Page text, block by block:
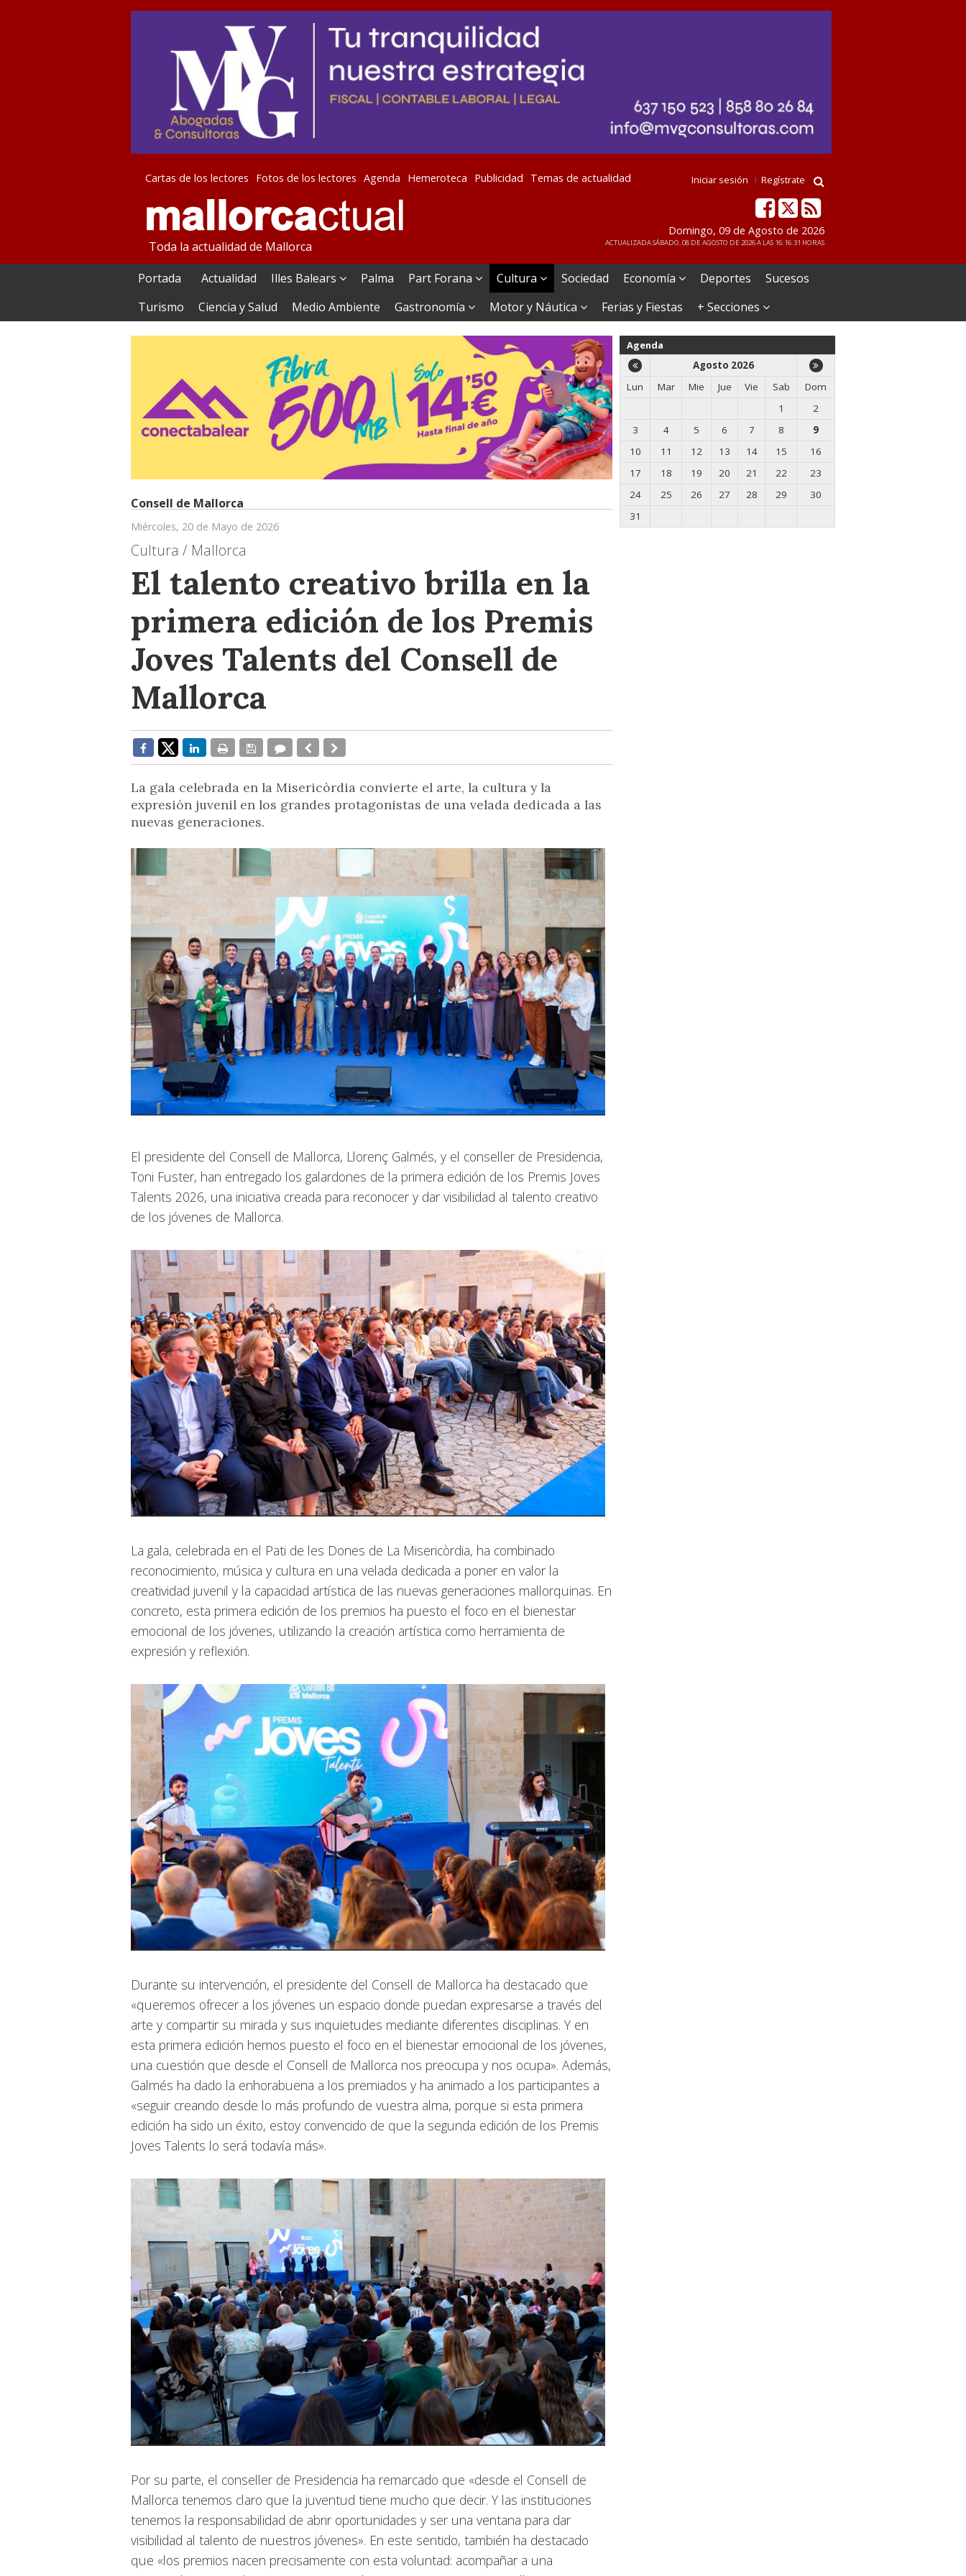
Cartas de los lectores Fotos de los lectores Agenda Hemeroteca Publicidad Temas de actualidad Iniciar sesión Regístrate
Toda la actualidad de Mallorca
Domingo, 09 de Agosto de 2026
ACTUALIZADA SÁBADO, 08 DE AGOSTO DE 2026 A LAS 16:16:31 HORAS
Portada Actualidad Illes Balears Palma Part Forana Cultura Sociedad Economía Deportes
Sucesos
Turismo
Ciencia y Salud Medio Ambiente Gastronomía Motor y Náutica Ferias y Fiestas + Secciones
Consell de Mallorca
Miércoles, 20 de Mayo de 2026
Cultura / Mallorca
El talento creativo brilla en la
primera edición de los Premis
Joves Talents del Consell de
Mallorca
La gala celebrada en la Misericòrdia convierte el arte, la cultura y la
expresión juvenil en los grandes protagonistas de una velada dedicada a las
nuevas generaciones.
El presidente del Consell de Mallorca, Llorenç Galmés, y el conseller de Presidencia,
Toni Fuster, han entregado los galardones de la primera edición de los Premis Joves
Talents 2026, una iniciativa creada para reconocer y dar visibilidad al talento creativo
de los jóvenes de Mallorca.
La gala, celebrada en el Pati de les Dones de La Misericòrdia, ha combinado
reconocimiento, música y cultura en una velada dedicada a poner en valor la
creatividad juvenil y la capacidad artística de las nuevas generaciones mallorquinas. En
concreto, esta primera edición de los premios ha puesto el foco en el bienestar
emocional de los jóvenes, utilizando la creación artística como herramienta de
expresión y reflexión.
Durante su intervención, el presidente del Consell de Mallorca ha destacado que
«queremos ofrecer a los jóvenes un espacio donde puedan expresarse a través del
arte y compartir su mirada y sus inquietudes mediante diferentes disciplinas. Y en
esta primera edición hemos puesto el foco en el bienestar emocional de los jóvenes,
una cuestión que desde el Consell de Mallorca nos preocupa y nos ocupa». Además,
Galmés ha dado la enhorabuena a los premiados y ha animado a los participantes a
«seguir creando desde lo más profundo de vuestra alma, porque si esta primera
edición ha sido un éxito, estoy convencido de que la segunda edición de los Premis
Joves Talents lo será todavía más».
Por su parte, el conseller de Presidencia ha remarcado que «desde el Consell de
Mallorca tenemos claro que la juventud tiene mucho que decir. Y las instituciones
tenemos la responsabilidad de abrir oportunidades y ser una ventana para dar
visibilidad al talento de nuestros jóvenes». En este sentido, también ha destacado
que «los premios nacen precisamente con esta voluntad: acompañar a una
Agenda
Agosto 2026
Lun
Mar Mie Jue Vie Sab
Dom
1
2
3
4 5 6 7 8
9
10
11 12 13 14 15
16
17
18 19 20 21 22
23
24
25 26 27 28 29
30
31